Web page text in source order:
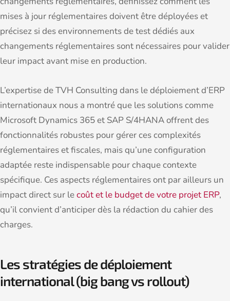
mises à jour réglementaires doivent être déployées et
précisez si des environnements de test dédiés aux
changements réglementaires sont nécessaires pour valider
leur impact avant mise en production.
L’expertise de TVH Consulting dans le déploiement d’ERP
internationaux nous a montré que les solutions comme
Microsoft Dynamics 365 et SAP S/4HANA offrent des
fonctionnalités robustes pour gérer ces complexités
réglementaires et fiscales, mais qu’une configuration
adaptée reste indispensable pour chaque contexte
spécifique. Ces aspects réglementaires ont par ailleurs un
impact direct sur lecoût et le budget de votre projet ERP,
qu’il convient d’anticiper dès la rédaction du cahier des
charges.
Les stratégies de déploiement
international (big bang vs rollout)